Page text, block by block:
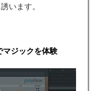
います。
マジックを体験